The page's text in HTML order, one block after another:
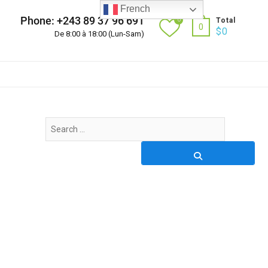
Phone: +243 89 37 96 691
De 8:00 à 18:00 (Lun-Sam)
0
0
Total
$0
Search
French